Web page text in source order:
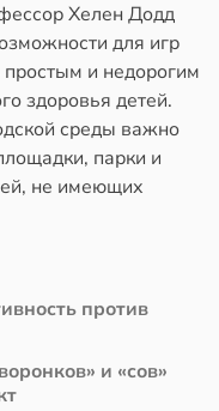
Хелен Додд
для игр
простым и недорогим
здоровья детей.
среды важно
парки и
не имеющих
против
и «сов»